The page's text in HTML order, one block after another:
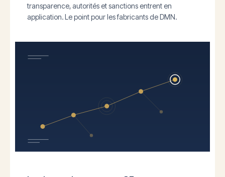
transparence, autorités et sanctions entrent en
application. Le point pour les fabricants de DMN.